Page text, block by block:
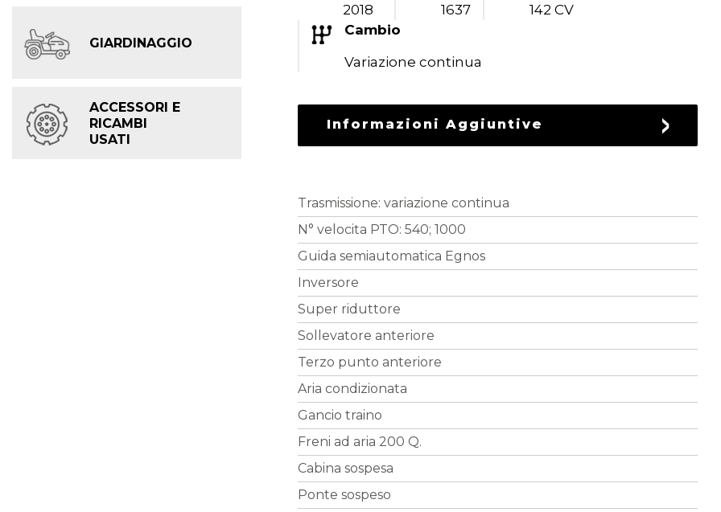
2018
1637
142 CV
Cambio
Variazione continua
Informazioni Aggiuntive
Trasmissione: variazione continua
N° velocita PTO: 540; 1000
Guida semiautomatica Egnos
Inversore
Super riduttore
Sollevatore anteriore
Terzo punto anteriore
Aria condizionata
Gancio traino
Freni ad aria 200 Q.
Cabina sospesa
Ponte sospeso
GIARDINAGGIO
ACCESSORI E
RICAMBI
USATI